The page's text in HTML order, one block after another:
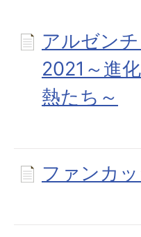
アルゼン
2021～進
熱たち～
ファンカ